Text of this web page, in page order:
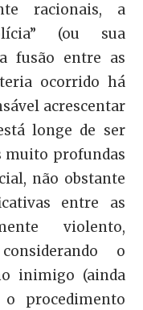
racionais, a
(ou sua
fusão entre as
ocorrido há
acrescentar
longe de ser
muito profundas
não obstante
entre as
violento,
o
inimigo (ainda
procedimento